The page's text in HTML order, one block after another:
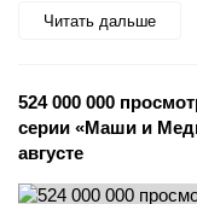
Читать дальше
524 000 000
серии «Маши и
августе